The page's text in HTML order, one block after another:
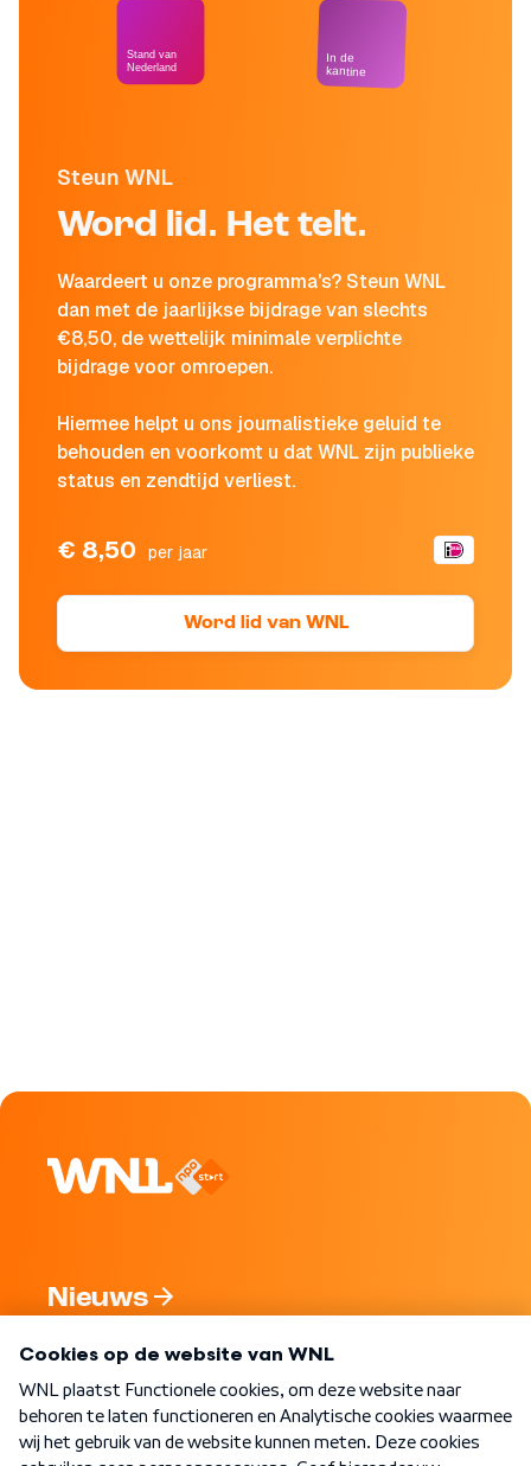
Steun WNL
Word lid. Het telt.
Waardeert u onze programma's? Steun WNL
dan met de jaarlijkse bijdrage van slechts
€8,50, de wettelijk minimale verplichte
bijdrage voor omroepen.
Hiermee helpt u ons journalistieke geluid te
behouden en voorkomt u dat WNL zijn publieke
status en zendtijd verliest.
€ 8,50 per jaar
Word lid van WNL
Stand van
Nederland
In de
kantine
Nieuws
Nieuwsbrief
Word Lid